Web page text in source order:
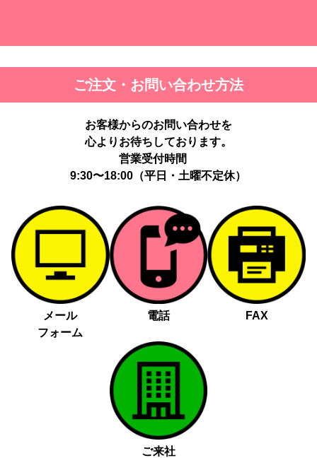
ご注文・お問い合わせ方法
お客様からのお問い合わせを
心よりお待ちしております。
営業受付時間
9:30〜18:00（平日・土曜不定休）
メール
フォーム
電話 FAX
ご来社